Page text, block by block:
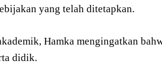
yang telah ditetapkan.
Hamka mengingatkan
didik.